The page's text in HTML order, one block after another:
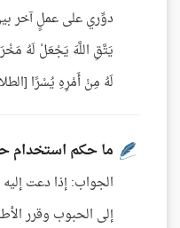
دوِّري على عملٍ آخر
لَهُ مِنْ أَمْرِهِ يُسْرًا [الطلاق:4]، أما مع
ما حكم استخدام
الجواب: إذا دعت
إلى الحبوب وقرر